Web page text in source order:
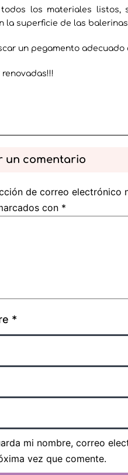
los materiales listos,
la superficie de las
un pegamento
un comentario
de correo electrónico
con *
*
mi nombre, correo
vez que comente.